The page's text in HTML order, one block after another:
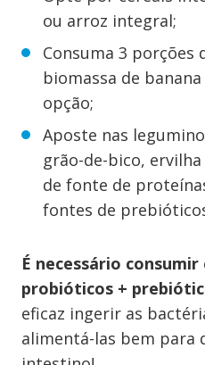
ou arroz integral;
Consuma 3 porções
biomassa de
opção;
Aposte nas
grão-de-bico,
de fonte de
fontes de
É necessário
probióticos +
eficaz ingerir as
alimentá-las bem para